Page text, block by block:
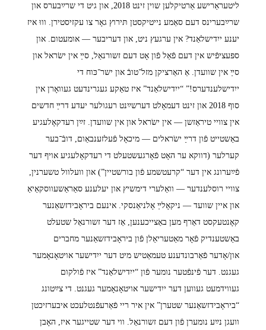
ליטעראַרישע אַרטיקלען שוין זינט 2018, און גיט די שרײַבערס און
שרײַבערינס דעם סאַמע נייטיקסטן תּירוץ גאָר צו עקזיסטירן. וווּ איז
יענע ייִדישלאַנד? אין ערגעץ ניט, און דעריבער — אומעטום. און
ספּעציפֿיש אין דעם פֿאַל פֿון אָט דעם זשורנאַל, סײַ אין ישׂראל און
סײַ אין שוועדן. אַ האַרציקן מזל־טובֿ און ישר־כּוח די
ייִדישלענדערס!” “ייִדישלאַנד” איז טאַקע געגרינדעט געוואָרן אין
סוף 2018 און זינט דעמאָלט דערשײַנט רעגולער יעדע דרײַ חדשים
אין צוויי טיראַזשן — אין ישֹראל און אין שוועדן. זײַן רעדקאָלעגיע
באַשטייט פֿון דרײַ ישֹראלים — מיכאָל פֿעלזענבאַום, דובֿ־בער
קערלער (דווקא ער האָט פֿאָרגעשטעלט די רעדקאָלעגיע אויף דער
פֿײַערונג אין דער “קרעטשמע פֿון בורשטיין”) און וועלוול טשערנין,
צוויי רוסלענדער — וואַלערי דימשיץ און יעלענע סאַראַשעווסקאַיאַ
און איין שוועד — ניקאָלײַ אָלניאַנסקי. אינעם ביראָבידזשאַנער
קאָנטעקסט דאַרף מען באַצייכענען, אַז דער זשורנאַל שטעלט
באַשטענדיק פֿאָר מאַטעריאַלן פֿון ביראָבידזשאַנער מחברים
און/אָדער פֿאַרבונדענע טעמאַטיש מיט דער ייִדישער אויטאָנאָמער
געגנט. דער פֿינפֿטער נומער פֿון “ייִדישלאַנד” איז פֿולקום
געווידמעט געווען דער ייִדישער אויטאָנאָמער געגנט. די צײַטונג
“ביראָבידזשאַנער שטערן” אין איר ריי פֿאַרעפֿנטלעכט איבערזיכטן
וועגן נײַע נומערן פֿון דעם זשורנאַל. ווי דער שטייגער איז, האָבן